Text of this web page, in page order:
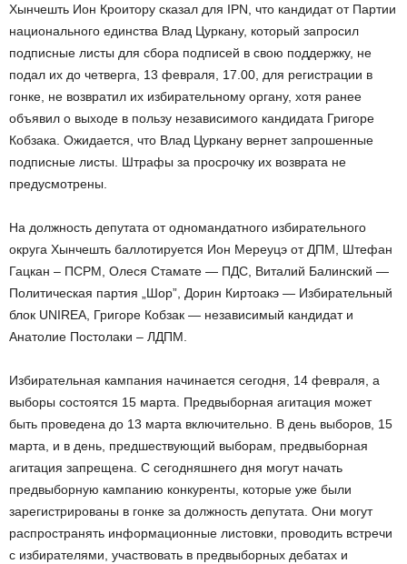
Хынчешть Ион Кроитору сказал для IPN, что кандидат от Партии
национального единства Влад Цуркану, который запросил
подписные листы для сбора подписей в свою поддержку, не
подал их до четверга, 13 февраля, 17.00, для регистрации в
гонке, не возвратил их избирательному органу, хотя ранее
объявил о выходе в пользу независимого кандидата Григоре
Кобзака. Ожидается, что Влад Цуркану вернет запрошенные
подписные листы. Штрафы за просрочку их возврата не
предусмотрены.
На должность депутата от одномандатного избирательного
округа Хынчешть баллотируется Ион Мереуцэ от ДПМ, Штефан
Гацкан – ПСРМ, Олеся Стамате — ПДС, Виталий Балинский —
Политическая партия „Шор”, Дорин Киртоакэ — Избирательный
блок UNIREA, Григоре Кобзак — независимый кандидат и
Анатолие Постолаки – ЛДПМ.
Избирательная кампания начинается сегодня, 14 февраля, а
выборы состоятся 15 марта. Предвыборная агитация может
быть проведена до 13 марта включительно. В день выборов, 15
марта, и в день, предшествующий выборам, предвыборная
агитация запрещена. С сегодняшнего дня могут начать
предвыборную кампанию конкуренты, которые уже были
зарегистрированы в гонке за должность депутата. Они могут
распространять информационные листовки, проводить встречи
с избирателями, участвовать в предвыборных дебатах и